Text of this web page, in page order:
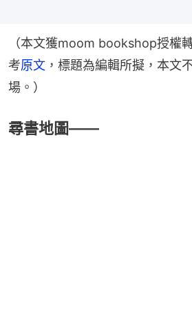
（本文獲moom bookshop授權
考原文 ，標題為編輯所擬，本文
場。）
尋書地圖——